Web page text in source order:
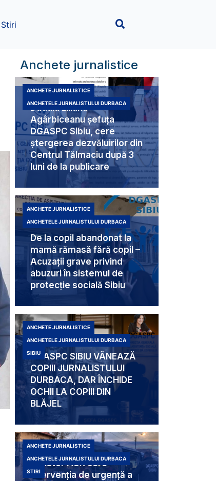
Stiri
Anchete jurnalistice
Duduia Liliana
Agârbiceanu șefuța
DGASPC Sibiu, cere
ștergerea dezvăluirilor din
Centrul Tălmaciu după 3
luni de la publicare
ANCHETE JURNALISTICE
ANCHETELE JURNALISTULUI DURBACA
De la copil abandonat la
mamă rămasă fără copil –
Acuzații grave privind
abuzuri în sistemul de
protecție socială Sibiu
ANCHETE JURNALISTICE
ANCHETELE JURNALISTULUI DURBACA
DGASPC SIBIU VÂNEAZĂ
COPIII JURNALISTULUI
DURBACA, DAR ÎNCHIDE
OCHII LA COPIII DIN
BLĂJEL
ANCHETE JURNALISTICE
ANCHETELE JURNALISTULUI DURBACA
SIBIU
Senator AUR cere
intervenția de urgență a
ANCHETE JURNALISTICE
ANCHETELE JURNALISTULUI DURBACA
STIRI